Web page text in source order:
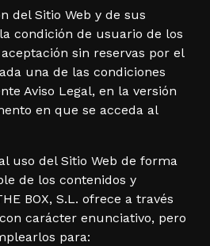
del Sitio Web y de sus
condición de usuario de los
sin reservas por el
una de las condiciones
Aviso Legal, en la versión
en que se acceda al
uso del Sitio Web de forma
de los contenidos y
BOX, S.L. ofrece a través
carácter enunciativo, pero
para: